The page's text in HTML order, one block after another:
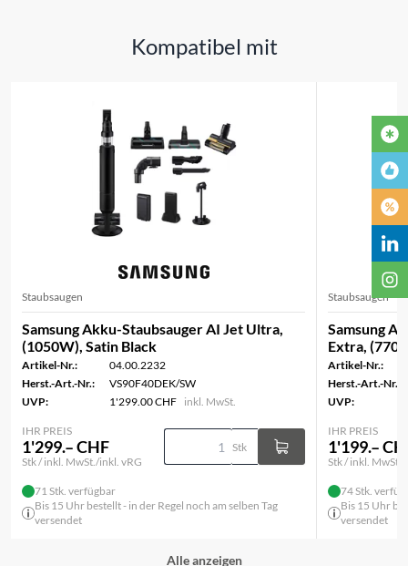
Kompatibel mit
Staubsaugen
Samsung Akku-Staubsauger AI Jet Ultra,
(1050W), Satin Black
Artikel-Nr.:
04.00.2232
Herst.-Art.-Nr.:
VS90F40DEK/SW
UVP:
1'299.00 CHF inkl. MwSt.
IHR PREIS
1'299.– CHF
Stk / inkl. MwSt./inkl. vRG
Stk
71 Stk. verfügbar
Bis 15 Uhr bestellt - in der Regel noch am selben Tag
versendet
Staubsaugen
Samsung
Extra,
Artikel-Nr.:
Herst.-Art.-Nr.:
UVP:
IHR PREIS
1'199.–
Stk / inkl.
74 Stk.
Bis 15 Uhr
versendet
Alle anzeigen